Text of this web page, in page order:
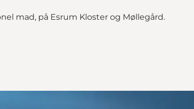
mad, på Esrum Kloster og Møllegård.